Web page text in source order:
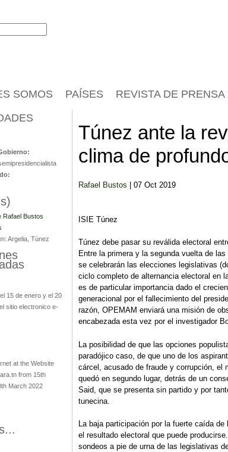
de búsqueda
Túnez ante la
clima de
Rafael Bustos | 07 Oct 2019
ISIE Túnez
Túnez debe pasar su reválida electoral
Entre la primera y la segunda vuelta de
se celebrarán las elecciones legislativas
ciclo completo de alternancia electoral en
es de particular importancia dado el
generacional por el fallecimiento del
razón, OPEMAM enviará una misión de
encabezada esta vez por el investigador
La posibilidad de que las opciones
paradójico caso, de que uno de los
cárcel, acusado de fraude y corrupción, el
quedó en segundo lugar, detrás de un
Said, que se presenta sin partido y por
tunecina.
La baja participación por la fuerte caída
el resultado electoral que puede
sondeos a pie de urna de las legislativas
SOMOS PAÍSES REVISTA DE PRENSA
Argelia, Túnez
15 de enero y el 20
sitio electronico e-
at the Website
from 15th
March 2022